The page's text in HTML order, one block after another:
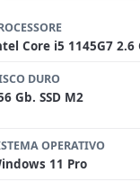
Core i5 1145G7 2.6
DURO
Gb. SSD M2
OPERATIVO
11 Pro